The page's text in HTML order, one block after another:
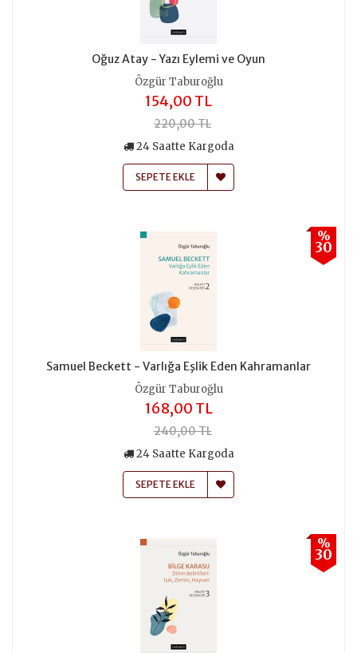
Oğuz Atay - Yazı Eylemi ve Oyun
Özgür Taburoğlu
154,00 TL
220,00 TL
24 Saatte Kargoda
SEPETE EKLE
%
30
Samuel Beckett - Varlığa Eşlik Eden Kahramanlar
Özgür Taburoğlu
168,00 TL
240,00 TL
24 Saatte Kargoda
SEPETE EKLE
%
30